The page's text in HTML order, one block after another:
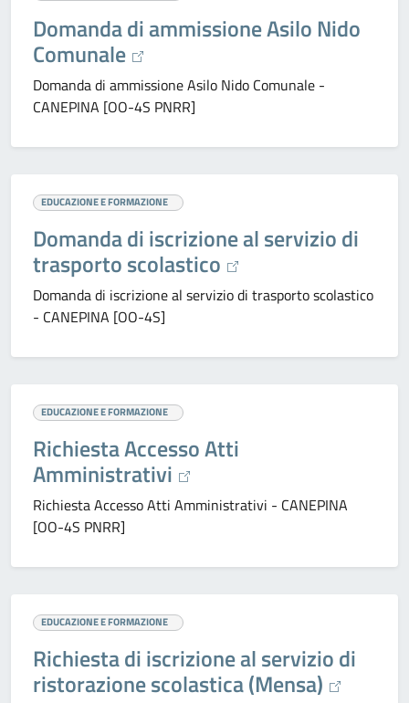
Domanda di ammissione Asilo Nido
Comunale
Domanda di ammissione Asilo Nido Comunale -
CANEPINA [OO-4S PNRR]
EDUCAZIONE E FORMAZIONE
Domanda di iscrizione al servizio di
trasporto scolastico
Domanda di iscrizione al servizio di trasporto scolastico
- CANEPINA [OO-4S]
EDUCAZIONE E FORMAZIONE
Richiesta Accesso Atti
Amministrativi
Richiesta Accesso Atti Amministrativi - CANEPINA
[OO-4S PNRR]
EDUCAZIONE E FORMAZIONE
Richiesta di iscrizione al servizio di
ristorazione scolastica (Mensa)